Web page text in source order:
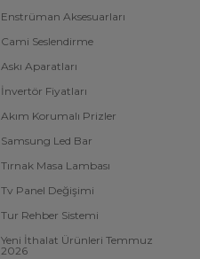
Enstrüman Aksesuarları
Cami Seslendirme
Askı Aparatları
İnvertör Fiyatları
Akım Korumalı Prizler
Samsung Led Bar
Tırnak Masa Lambası
Tv Panel Değişimi
Tur Rehber Sistemi
Yeni İthalat Ürünleri Temmuz
2026